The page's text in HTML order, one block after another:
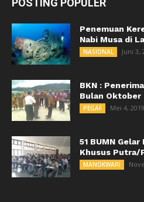
POSTING POPULER
Penemuan
Nabi Musa di
NASIONAL Juni 3,
BKN :
Bulan Oktober
PEGAF Mei 4, 2019
51 BUMN
Khusus Putra/
MANOKWARI